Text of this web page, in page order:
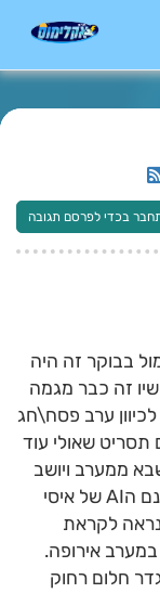
בכדי לפרסם תגובה
בבוקר זה היה
זה כבר מגמה
ערב פסח\חג
שאולי עוד
ממערב ויושב
יומיים שלושה עם קור משמעותי לעונה. אמנם הAI של איסי
נראה לקראת
אירופה.
חלום רחוק